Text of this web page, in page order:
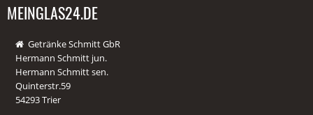
MEINGLAS24.DE
Getränke Schmitt GbR
Hermann Schmitt jun.
Hermann Schmitt sen.
Quinterstr.59
54293 Trier